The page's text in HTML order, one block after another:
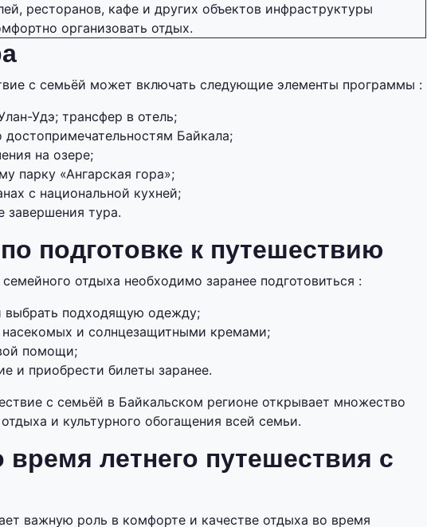
ресторанов, кафе и других объектов инфраструктуры
организовать отдых.
с семьёй может включать следующие элементы программы :
Удэ; трансфер в отель;
Байкала;
на озере;
парку «Ангарская гора»;
с национальной кухней;
завершения тура.
подготовке к путешествию
отдыха необходимо заранее подготовиться :
выбрать подходящую одежду;
насекомых и солнцезащитными кремами;
помощи;
и приобрести билеты заранее.
с семьёй в Байкальском регионе открывает множество
и культурного обогащения всей семьи.
летнего путешествия с
важную роль в комфорте и качестве отдыха во время